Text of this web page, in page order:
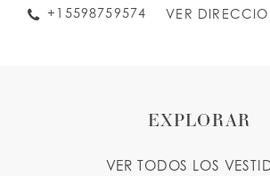
+15598759574 VER
EXPLORAR
VER TODOS LOS